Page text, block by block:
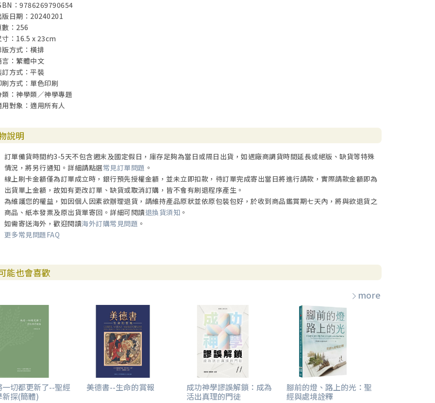
末世的本質 111
信仰與生活 113
真理與誡命 117
伍章｜保守自己遠離汙穢：猶大書研究
、引言 122
、書信作者與讀者 123
、猶大書相關分析論述 124
修辭分析 124
猶大書與其他書卷關連 126
神與靈界 130
末世的本質 132
潔淨的意義 134
保守自己在神的愛中 136
陸章｜耶路撒冷使徒神學
、引言 142
、早期教會的歷史重建 143
第一世紀基督教環境 143
散居各處的讀者 149
正典重建觀點 158
使徒行傳的歷史 167
雅各書與猶大書 174
彼得前後書與猶大書 174
約翰書信之間 178
柒章｜結論
考書目 191
：9786269790654
版日期：20240201
數：256
寸：16.5 x 23cm
版方式：橫排
言：繁體中文
訂方式：平裝
刷方式：單色印刷
類：神學類／神學專題
用對象：適用所有人
說明
訂單備貨時間約3-5天不包含週末及國定假日，庫存足夠為當日或隔日出貨，如遇廠商調貨時間延長或絕版、缺貨等特殊
情況，將另行通知。詳細請點選常見訂單問題 。
線上刷卡金額僅為訂單成立時，銀行預先授權金額，並未立即扣款，待訂單完成寄出當日將進行請款，實際請款金額即為
出貨單上金額，故如有更改訂單、缺貨或取消訂購，皆不會有刷退程序產生。
為維護您的權益，如因個人因素欲辦理退貨，請維持產品原狀並依原包裝包好，於收到商品鑑賞期七天內，將與欲退貨之
商品、紙本發票及原出貨單寄回。詳細可閱讀退換貨須知 。
如需寄送海外，歡迎閱讀海外訂購常見問題 。
更多常見問題FAQ
能也會喜歡
more
一切都更新了--聖經
新探(簡體)
美德書--生命的賞報 成功神學謬誤解鎖：成為
活出真理的門徒
腳前的燈、路上的光：聖
經與處境詮釋